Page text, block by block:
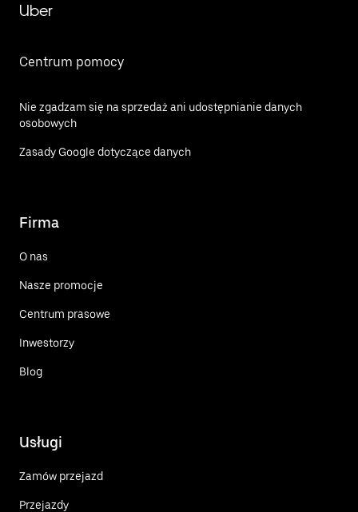
Uber
Centrum pomocy
Nie zgadzam się na sprzedaż ani udostępnianie danych
osobowych
Zasady Google dotyczące danych
Firma
O nas
Nasze promocje
Centrum prasowe
Inwestorzy
Blog
Usługi
Zamów przejazd
Przejazdy